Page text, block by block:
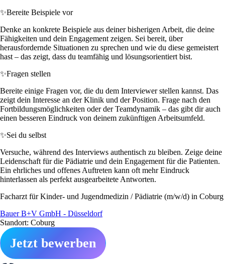
✨Bereite Beispiele vor
Denke an konkrete Beispiele aus deiner bisherigen Arbeit, die deine
Fähigkeiten und dein Engagement zeigen. Sei bereit, über
herausfordernde Situationen zu sprechen und wie du diese gemeistert
hast – das zeigt, dass du teamfähig und lösungsorientiert bist.
✨Fragen stellen
Bereite einige Fragen vor, die du dem Interviewer stellen kannst. Das
zeigt dein Interesse an der Klinik und der Position. Frage nach den
Fortbildungsmöglichkeiten oder der Teamdynamik – das gibt dir auch
einen besseren Eindruck von deinem zukünftigen Arbeitsumfeld.
✨Sei du selbst
Versuche, während des Interviews authentisch zu bleiben. Zeige deine
Leidenschaft für die Pädiatrie und dein Engagement für die Patienten.
Ein ehrliches und offenes Auftreten kann oft mehr Eindruck
hinterlassen als perfekt ausgearbeitete Antworten.
Facharzt für Kinder- und Jugendmedizin / Pädiatrie (m/w/d) in Coburg
Bauer B+V GmbH - Düsseldorf
Standort: Coburg
Jetzt bewerben